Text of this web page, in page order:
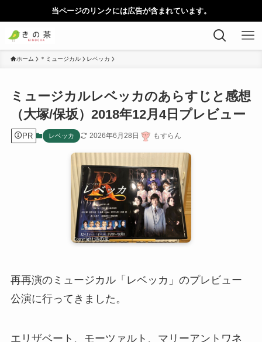
当ページのリンクには広告が含まれています。
ホーム ＊ミュージカル レベッカ
ミュージカルレベッカのあらすじと感想
（大塚/保坂）2018年12月4日プレビュー
PR レベッカ 2026年6月28日 もすらん
再再演のミュージカル「レベッカ」のプレビュー
公演に行ってきました。
エリザベート、モーツァルト、マリーアントワネ